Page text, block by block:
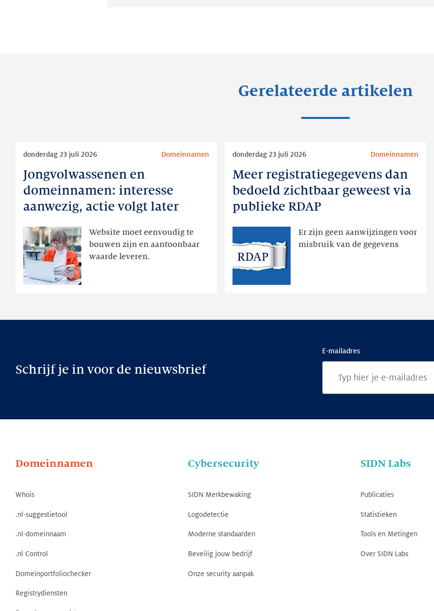
Gerelateerde artikelen
Jongvolwassenen en
domeinnamen: interesse
aanwezig, actie volgt later
donderdag 23 juli 2026 Domeinnamen
Website moet eenvoudig te
bouwen zijn en aantoonbaar
waarde leveren.
Jongvolwassenen
domeinnamen:
interesse
volgt
later
Meer registratiegegevens dan
bedoeld zichtbaar geweest via
publieke RDAP
donderdag 23 juli 2026 Domeinnamen
Er zijn geen aanwijzingen voor
misbruik van de gegevens
Meer
registratiegegevens
dan
bedoeld
via
publieke
RDAP
Schrijf je in voor de nieuwsbrief
E-mailadres
Domeinnamen
Whois
.nl-suggestietool
.nl-domeinnaam
.nl Control
Domeinportfoliochecker
Registrydiensten
Cybersecurity
SIDN Merkbewaking
Logodetectie
Moderne standaarden
Beveilig jouw bedrijf
Onze security aanpak
SIDN Labs
Publicaties
Statistieken
Tools en Metingen
Over SIDN Labs